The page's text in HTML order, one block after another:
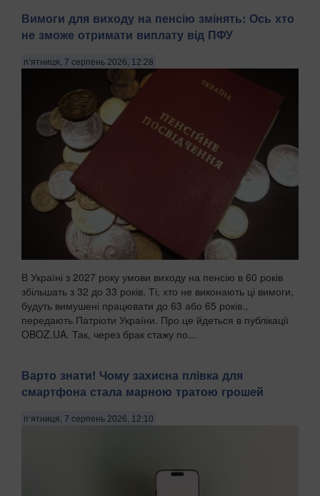
провадження, і цей механізм уже закріплений у ч...
Вимоги для виходу на пенсію змінять: Ось хто
не зможе отримати виплату від ПФУ
п’ятниця, 7 серпень 2026, 12:28
В Україні з 2027 року умови виходу на пенсію в 60 років
збільшать з 32 до 33 років. Ті, хто не виконають ці вимоги,
будуть вимушені працювати до 63 або 65 років.,
передають Патріоти України. Про це йдеться в публікації
OBOZ.UA. Так, через брак стажу по...
Варто знати! Чому захисна плівка для
смартфона стала марною тратою грошей
п’ятниця, 7 серпень 2026, 12:10